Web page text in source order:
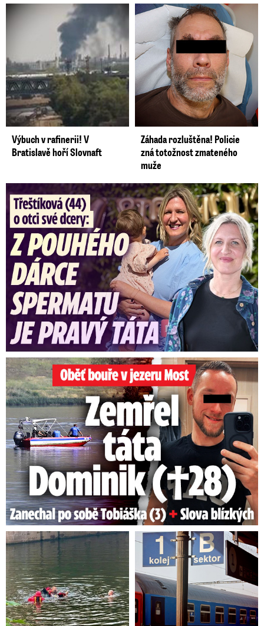
Výbuch v rafinerii! V
Bratislavě hoří Slovnaft
Záhada rozluštěna! Policie
zná totožnost zmateného
muže
Třeštíková (44) o otci dcery: Z dárce spermatu pravý táta
Oběť bouře v jezeru Most: Zemřel táta Dominik (†28)